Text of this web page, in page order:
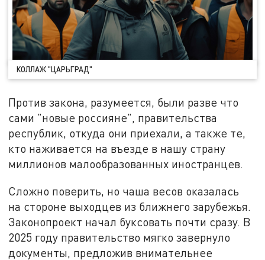
КОЛЛАЖ "ЦАРЬГРАД"
Против закона, разумеется, были разве что
сами "новые россияне", правительства
республик, откуда они приехали, а также те,
кто наживается на въезде в нашу страну
миллионов малообразованных иностранцев.
Сложно поверить, но чаша весов оказалась
на стороне выходцев из ближнего зарубежья.
Законопроект начал буксовать почти сразу. В
2025 году правительство мягко завернуло
документы, предложив внимательнее